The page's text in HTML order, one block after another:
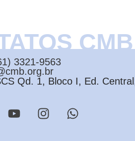
CMB
3321-9563
Qd. 1, Bloco I, Ed.